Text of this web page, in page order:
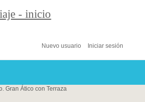
Nuevo usuario Iniciar sesión
Gran Ático con Terraza